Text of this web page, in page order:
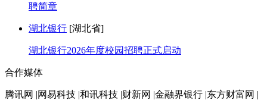
聘简章
湖北银行 [湖北省]
湖北银行2026年度校园招聘正式启动
合作媒体
腾讯网 |网易科技 |和讯科技 |财新网 |金融界银行 |东方财富网 |